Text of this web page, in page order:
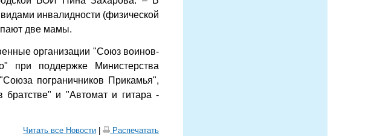
инвалидности (физической
две мамы.
организации "Союз воинов-
при поддержке Министерства
пограничников Прикамья",
братстве" и "Автомат и гитара -
Читать все Новости Распечатать